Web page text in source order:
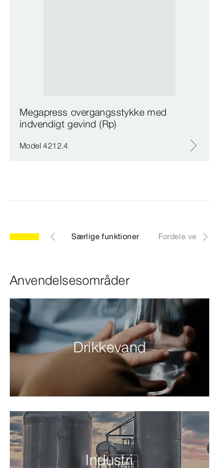
Megapress overgangsstykke med
indvendigt gevind (Rp)
Model 4212.4
Særlige funktioner Fordele ved
Anvendelsesområder
Drikkevand
Industri